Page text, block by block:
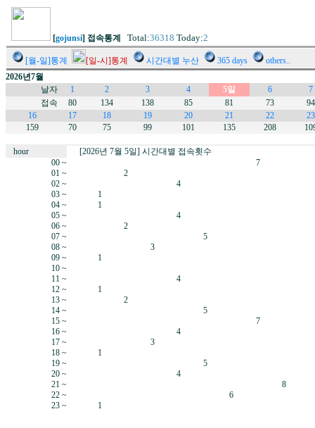
[gojunsi] 접속통계 Total:36318 Today:2
[월-일]통계 [일-시]통계 시간대별 누산 365 days
others..
2026년7월
날자
1 2 3 4 5일 6
7
접속
80 134 138 85 81 73
94
16
17 18 19 20 21 22
23
159
70 75 99 101 135 208
hour
[2026년 7월 5일] 시간대별 접속횟수
00 ~
7
01 ~
2
02 ~
4
03 ~
1
04 ~
1
05 ~
4
06 ~
2
07 ~
5
08 ~
3
09 ~
1
10 ~
11 ~
4
12 ~
1
13 ~
2
14 ~
5
15 ~
7
16 ~
4
17 ~
3
18 ~
1
19 ~
5
20 ~
4
21 ~
8
22 ~
6
23 ~
1